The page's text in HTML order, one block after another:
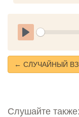
Play
← СЛУЧАЙНЫЙ
Слушайте также: